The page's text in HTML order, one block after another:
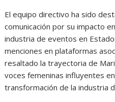
El equipo directivo ha sido
comunicación por su impacto
industria de eventos en
menciones en plataformas
resaltado la trayectoria de
voces femeninas influyentes
transformación de la industria